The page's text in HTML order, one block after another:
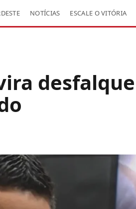
NOTÍCIAS ESCALE O VITÓRIA
desfalque